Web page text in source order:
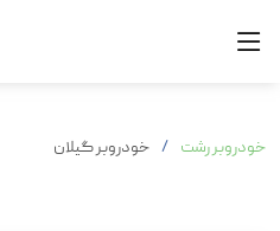
خودروبر رشت خودروبر گیلان